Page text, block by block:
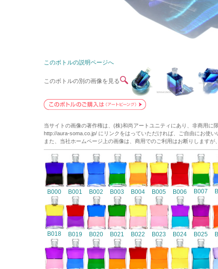
このボトルの説明ページへ
このボトルの別の画像を見る
当サイトの画像の著作権は、(株)和尚アートユニティにあり、非商用
http://aura-soma.co.jp/ にリンクをはっていただければ、ご自由にお使い
また、当社ホームページ上の画像は、商用でのご利用はお断りします
B000 B001 B002 B003 B004 B005 B006 B007
B018 B019 B020 B021 B022 B023 B024 B025